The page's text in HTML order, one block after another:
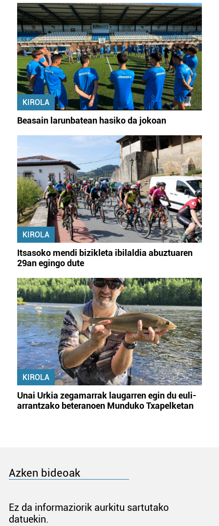
KIROLA
Beasain larunbatean hasiko da jokoan
KIROLA
Itsasoko mendi bizikleta ibilaldia abuztuaren
29an egingo dute
KIROLA
Unai Urkia zegamarrak laugarren egin du euli-
arrantzako beteranoen Munduko Txapelketan
Azken bideoak
Ez da informaziorik aurkitu sartutako
datuekin.